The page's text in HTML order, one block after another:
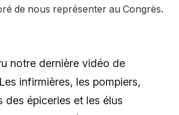
de nous représenter au Congrès.
notre dernière vidéo de
infirmières, les pompiers,
des épiceries et les élus